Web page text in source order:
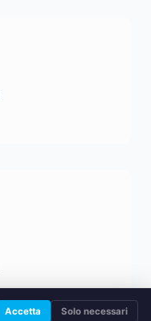
Accetta Solo necessari